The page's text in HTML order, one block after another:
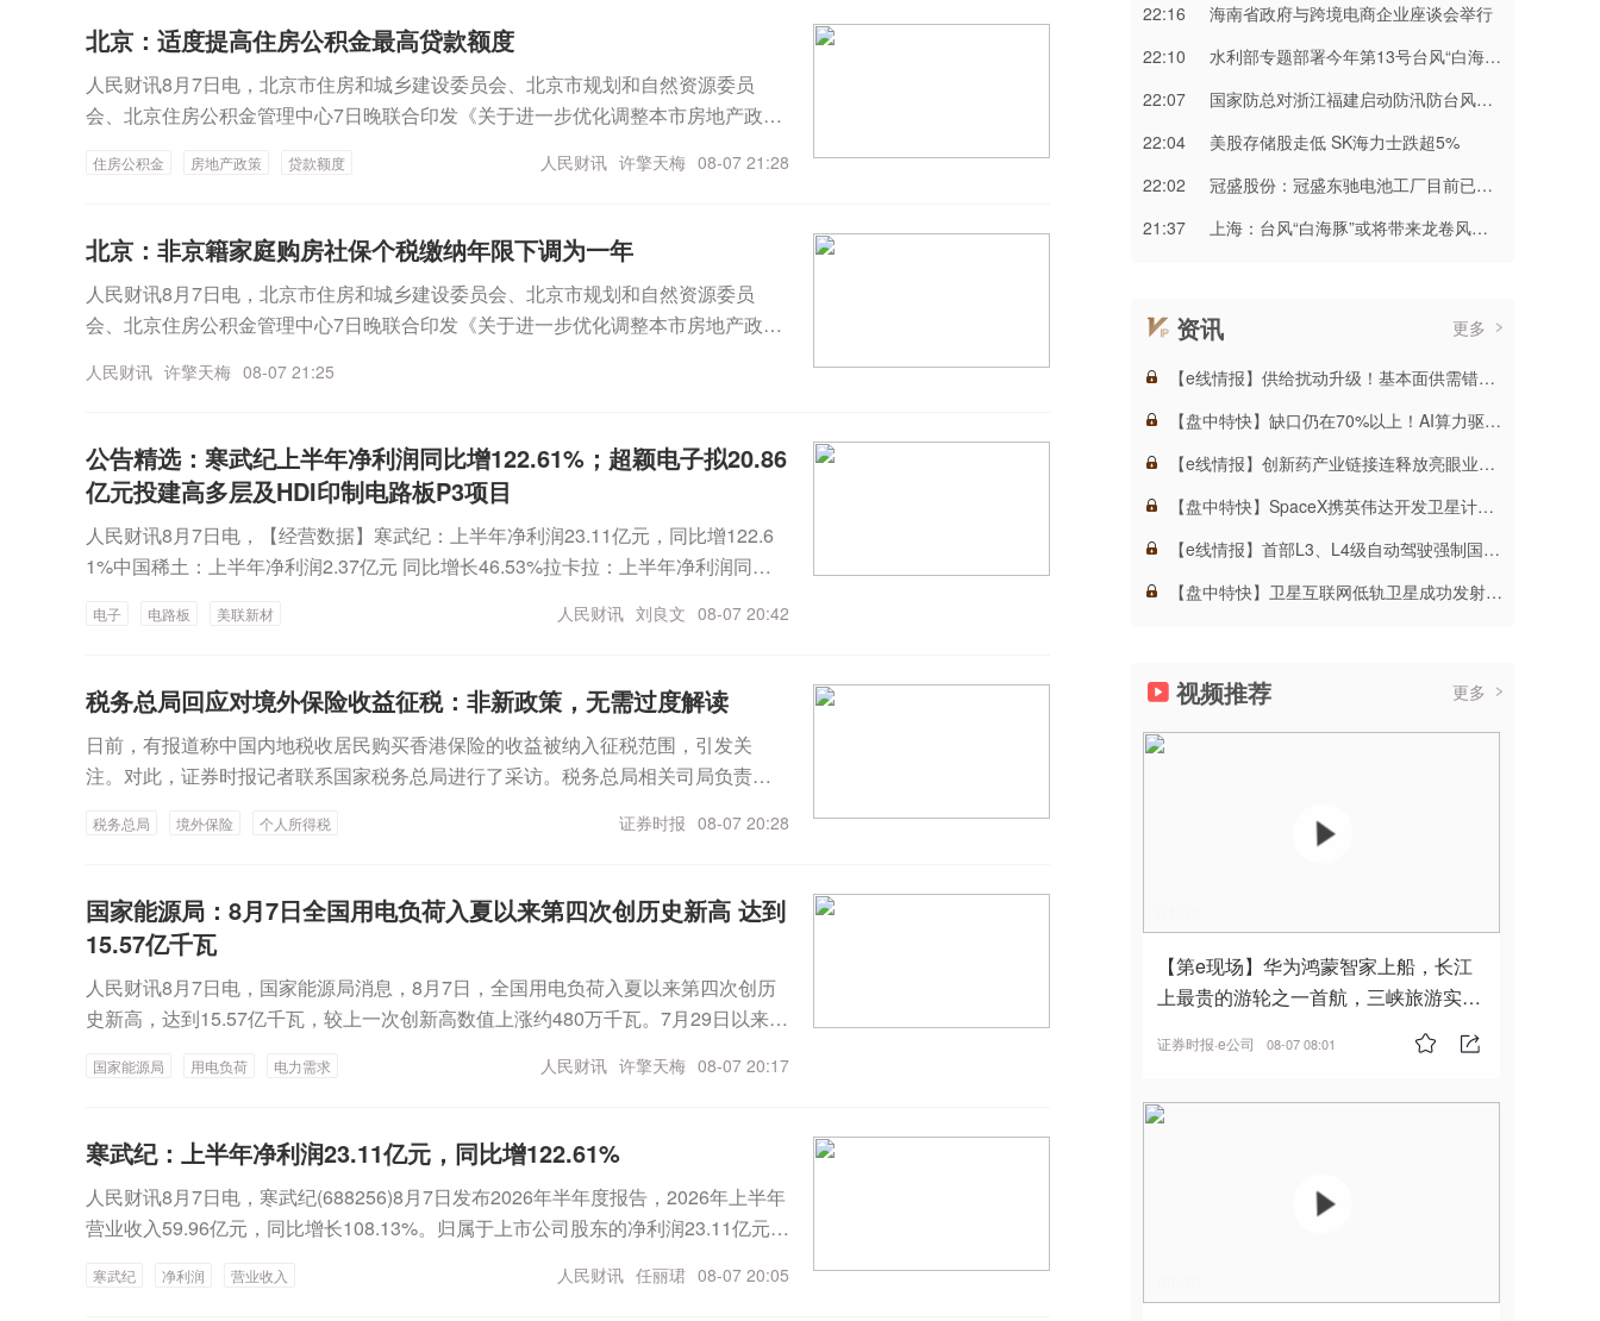
方均为缴存人的，购买首套住房公积金贷款最高贷款额度
合以下条件的，最高贷款额度可进一步上浮：1.城六区户
籍居民家庭，在城六区外购买首套住房的，最高可上浮20
万元；2.购买住房符合本市建筑绿色发展支持政策的，最
住房的，可上浮40万元。同时符合多项条件的，最高贷款
额度可叠加上浮，购房家庭中1人为公积金缴存人的，最
高上浮60万元；夫妻双方均为缴存人的，最高上浮100万
元。实际贷款额度依据购房家庭还款能力确定。
北京：适度提高住房公积金最高贷款额度
人民财讯8月7日电，北京市住房和城乡建设委员会、北京市规划和自然资源委员
会、北京住房公积金管理中心7日晚联合印发《关于进一步优化调整本市房地产政策
缴存人的，购买首套住房公积金贷款最高贷款额度为120万元，二套住房公积金贷款
度为240万元，二套住房公积金贷款最高额度为200万元。符合以下条件的，最高贷
款额度可进一步上浮：1.城六区户籍居民家庭，在城六区外购买首套住房的，最高可
上浮20万元；2.购买住房符合本市建筑绿色发展支持政策的，最高可上浮40万元；3.
本市户籍二孩及以上多子女家庭购买住房的，可上浮40万元。同时符合多项条件
的，最高贷款额度可叠加上浮，购房家庭中1人为公积金缴存人的，最高上浮60万
住房公积金 房地产政策 贷款额度 人民财讯 许擎天梅 08-07 21:28
北京：非京籍家庭购房社保个税缴纳年限下调为一年
人民财讯8月7日电，北京市住房和城乡建设委员会、北京市规划和自然资源委员
会、北京住房公积金管理中心7日晚联合印发《关于进一步优化调整本市房地产政策
减为“1年”。调整后，非京籍家庭在全市范围内购买商品住房的社保或个税缴纳年限
庭，在五环内可购买1套商品住房，多子女家庭可再多购买1套；在五环外，不限购
买套数。《通知》自8日起实施。
人民财讯 许擎天梅 08-07 21:25
公告精选：寒武纪上半年净利润同比增122.61%；超颖电子拟20.86
亿元投建高多层及HDI印制电路板P3项目
人民财讯8月7日电，【经营数据】寒武纪：上半年净利润23.11亿元，同比增122.6
1%中国稀土：上半年净利润2.37亿元 同比增长46.53%拉卡拉：上半年净利润同比
合科技：公司产品量价齐升 上半年净利润同比增长94.39%五洲特纸：上半年净利润
三：上半年净利润1732.46万元 同比增长53.2%盛美上海：上半年净利润9.89亿元，
同比增长42.14%百川股份：上半年净利润7076.63万元 同比增长31.23%信音电子业
绩快报：上半年净利润4124.54万元 同比增长24.63%御银股份：上半年净利润1213.
33万元 同比增长14.25%圣晖集成业绩快报：上半年净利润6987.09万元 同比增长1
1.86%思维列控：上半年净利润3.18亿元 同比增长4.65%冠豪高新：上半年净利润2.
为盈奥康国际：上半年净利润1757.43万元 同比扭亏为盈美联新材：预计上半年净利
润900万元—1200万元 同比扭亏银河电子：上半年净利润544.12万元 同比扭亏为盈
万元 同比下降2.76%汤臣倍健：上半年净利润6.03亿元 同比下降18.11%大中矿业：
上半年净利润3.22亿元 同比下降20.59%广州酒家：上半年净利3083.08万元 同比下
降21.15%江苏雷利：上半年净利同比预降38%—48%千红制药：上半年净利润1.53
肯能源：上半年亏损1.24亿元 同比由盈转亏滨海能源：上半年净利润亏损2824.68万
元晶华微：上半年亏损201.94万元 同比亏损收窄正邦科技：7月生猪销售收入5.87亿
元 环比下降6.18%天康生物：7月生猪销售收入3.93亿元 环比增长3.42%京基智农：
7月销售商品肥猪13.79万头 销售收入2.04亿元东瑞股份：7月销售生猪收入1.6亿元
天域生物：7月销售生猪收入5145.65万元金新农：7月生猪销售收入7368.06万元巨
电子 电路板 美联新材 人民财讯 刘良文 08-07 20:42
税务总局回应对境外保险收益征税：非新政策，无需过度解读
日前，有报道称中国内地税收居民购买香港保险的收益被纳入征税范围，引发关
注。对此，证券时报记者联系国家税务总局进行了采访。税务总局相关司局负责人
义务，境外保险收益也属于应纳税所得的范畴，这并非新政策，更不是专门针对香
在内的所得，应依法缴纳个人所得税，是国际通行做法，也是我国个人所得税法实
施以来一直坚持的基本原则。税务部门近年来一直在依照这一原则和相关规定，开
展政策辅导和提示提醒工作。“境外所得包括多个应税项目，征税并不专门针对保险
行业。”该负责人进一步介绍，我国依法对居民境外所得征税是一视同仁的，无论境
外保险收益还是其他投资收益，也无论所得来自于哪个国家和地区，均需依法申报
纳税。规范居民境外所得税收管理，有利于防范跨境逃避税，维护国家税收权益，
税务总局 境外保险 个人所得税 证券时报 08-07 20:28
国家能源局：8月7日全国用电负荷入夏以来第四次创历史新高 达到
15.57亿千瓦
人民财讯8月7日电，国家能源局消息，8月7日，全国用电负荷入夏以来第四次创历
史新高，达到15.57亿千瓦，较上一次创新高数值上涨约480万千瓦。7月29日以来，
千瓦，尖峰负荷呈现明显“平台化”特征。今年以来，全国用电需求保持旺盛增长态
四川、甘肃等25个省（自治区、直辖市）用电负荷累计78次创新高。
国家能源局 用电负荷 电力需求 人民财讯 许擎天梅 08-07 20:17
寒武纪：上半年净利润23.11亿元，同比增122.61%
人民财讯8月7日电，寒武纪(688256)8月7日发布2026年半年度报告，2026年上半年
营业收入59.96亿元，同比增长108.13%。归属于上市公司股东的净利润23.11亿元，
收入较上年同期大幅增长。
寒武纪 净利润 营业收入 人民财讯 任丽珺 08-07 20:05
22:16
海南省政府与跨境电商企业座谈会举行
22:10
水利部专题部署今年第13号台风“白海豚” 暴雨洪水防御工作
22:07
国家防总对浙江福建启动防汛防台风三级应急响应
22:04
美股存储股走低 SK海力士跌超5%
22:02
冠盛股份：冠盛东驰电池工厂目前已进入全面联机调试工作
21:37
上海：台风“白海豚”或将带来龙卷风等极端影响
资讯 更多
【e线情报】供给扰动升级！基本面供需错配极致化，机构称这一算力金属价格有望突破新高！
【盘中特快】缺口仍在70%以上！AI算力驱动需求爆发，这一领域进入壁垒高且扩产周期长，高景气周期下企业迎来重大发展机遇！
【e线情报】创新药产业链接连释放亮眼业绩！多重催化因素下，机构预计下半年板块业绩有望加速增长！
【盘中特快】SpaceX携英伟达开发卫星计算载荷！太空算力产业建设热潮持续升温，这家公司已完成太空算力领域全链条布局！
【e线情报】首部L3、L4级自动驾驶强制国标发布！机构称行业准入壁垒被抬高，这些环节有望受益！
【盘中特快】卫星互联网低轨卫星成功发射！发射成本有望大幅缩减，机构称2028年—2030年将迎来低轨卫星组网高峰！
视频推荐 更多
【第e现场】华为鸿蒙智家上船，长江
上最贵的游轮之一首航，三峡旅游实
证券时报·e公司 08-07 08:01